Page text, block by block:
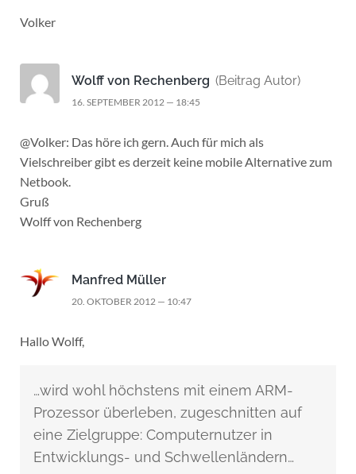
Volker
Wolff von Rechenberg (Beitrag Autor)
16. SEPTEMBER 2012 — 18:45
@Volker: Das höre ich gern. Auch für mich als
Vielschreiber gibt es derzeit keine mobile Alternative zum
Netbook.
Gruß
Wolff von Rechenberg
Manfred Müller
20. OKTOBER 2012 — 10:47
Hallo Wolff,
…wird wohl höchstens mit einem ARM-
Prozessor überleben, zugeschnitten auf
eine Zielgruppe: Computernutzer in
Entwicklungs- und Schwellenländern…